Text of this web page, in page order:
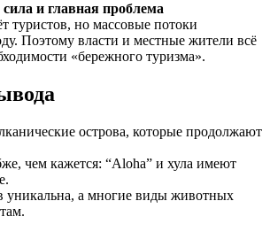
и главная проблема
туристов, но массовые потоки
Поэтому власти и местные жители всё
«бережного туризма».
острова, которые продолжают
чем кажется: “Aloha” и хула имеют
а многие виды животных